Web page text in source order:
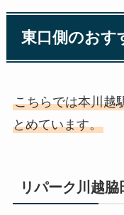
東口側のおす
こちらでは本川越
とめています。
リパーク川越脇